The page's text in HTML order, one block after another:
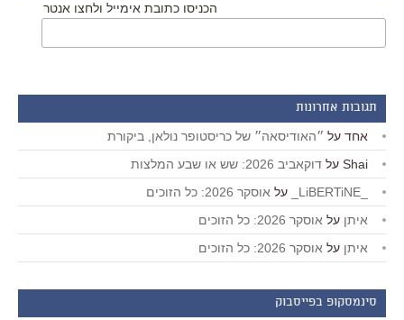
הכניסו כתובת אימייל ולחצו אנטר
תגובות אחרונות
אחד על ״האודיסאה״ של כריסטופר נולאן, ביקורת
Shai על דוקאביב 2026: שש או שבע המלצות
על אוסקר 2026: כל הזוכים
איתן על אוסקר 2026: כל הזוכים
איתן על אוסקר 2026: כל הזוכים
סינמסקופ בפייסבוק